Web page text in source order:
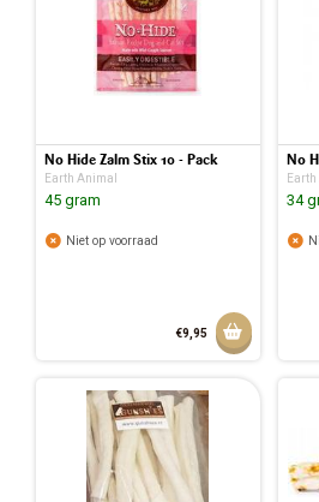
No Hide Zalm Stix 10 - Pack
Earth Animal
45 gram
Niet op voorraad
€9,95 Aan
No
Earth
34